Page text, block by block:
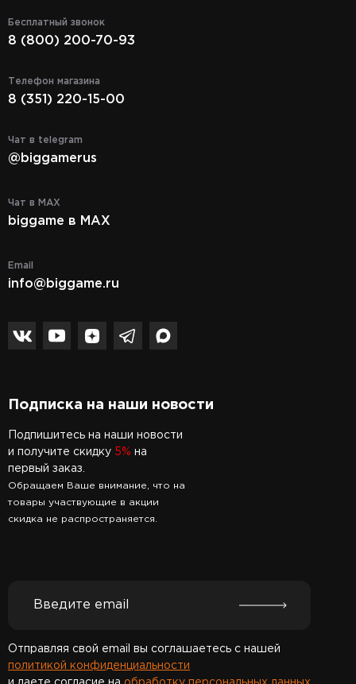
Бесплатный звонок
8 (800) 200-70-93
Телефон магазина
8 (351) 220-15-00
Чат в telegram
@biggamerus
Чат в MAX
biggame в MAX
Email
info@biggame.ru
Подписка на наши новости
Подпишитесь на наши новости
и получите скидку 5% на
первый заказ.
Обращаем Ваше внимание, что на
товары участвующие в акции
скидка не распространяется.
Отправляя свой email вы соглашаетесь с нашей
политикой конфиденциальности